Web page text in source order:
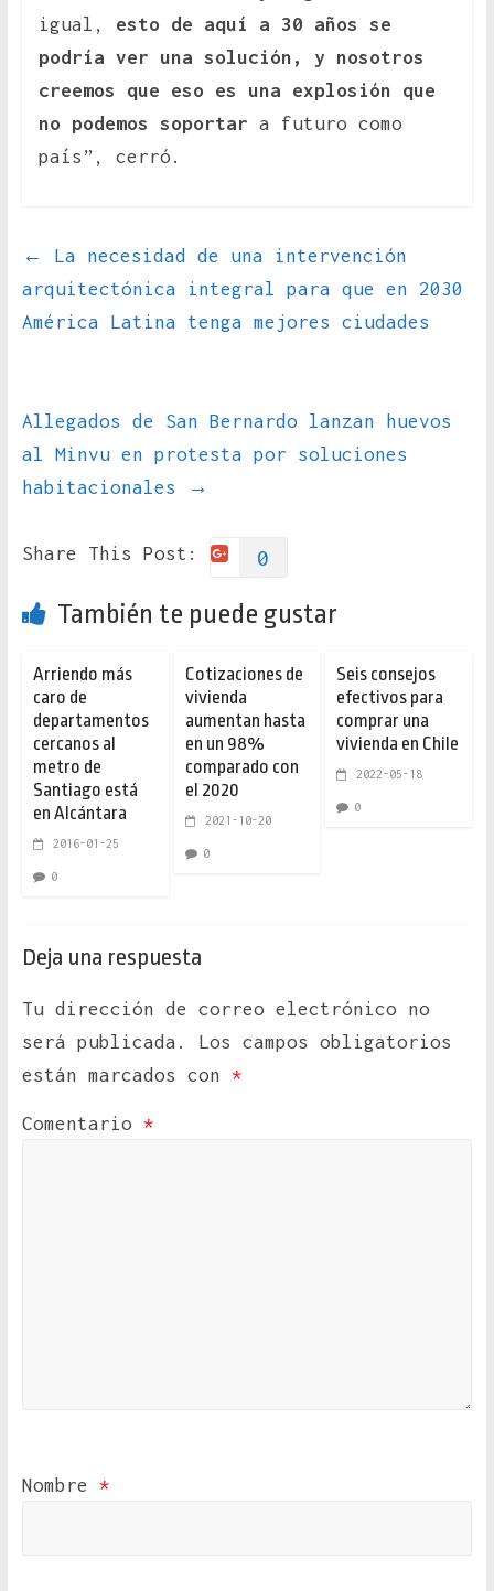
igual, esto de aquí a 30 años se
podría ver una solución, y nosotros
creemos que eso es una explosión que
no podemos soportar a futuro como
país”, cerró.
←
La necesidad de una intervención
arquitectónica integral para que en 2030
América Latina tenga mejores ciudades
Allegados de San Bernardo lanzan huevos
al Minvu en protesta por soluciones
habitacionales
→
Share This Post: 0
También te puede gustar
Arriendo más
caro de
departamentos
cercanos al
metro de
Santiago está
en Alcántara
2016-01-25
0
Cotizaciones de
vivienda
aumentan hasta
en un 98%
comparado con
el 2020
2021-10-20
0
Seis consejos
efectivos para
comprar una
vivienda en Chile
2022-05-18
0
Deja una respuesta
Tu dirección de correo electrónico no
será publicada.
Los campos obligatorios
están marcados con *
Comentario *
Nombre *